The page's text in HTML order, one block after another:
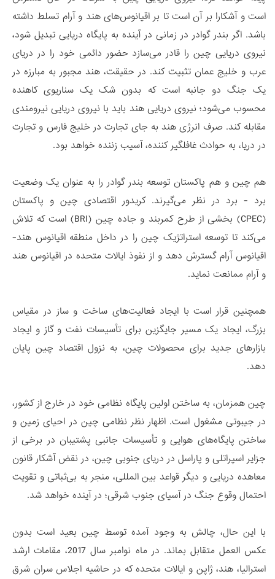
است و آشکارا بر آن است تا بر اقیانوس‌های هند و آرام تسلط داشته
باشد. اگر بندر گوادر در زمانی در آینده به پایگاه دریایی تبدیل شود،
نیروی دریایی چین را قادر می­‌سازد حضور دائمی خود را در دریای
عرب و خلیج عمان تثبیت کند. در حقیقت، هند مجبور به مبارزه در
یک جنگ دو جانبه است که بدون شک یک سناریوی کاهنده
محسوب می­‌شود؛ نیروی دریایی هند باید با نیروی دریایی نیرومندی
مقابله کند. صرف انرژی هند به جای تجارت در خلیج فارس و تجارت
در دریا، به حوادث غافلگیر کننده، آسیب­ زننده خواهد بود.
هم چین و هم پاکستان توسعه بندر گوادر را به عنوان یک وضعیت
برد - برد در نظر می­‌گیرند. کریدور اقتصادی چین و پاکستان
(CPEC) بخشی از طرح کمربند و جاده چین (BRI) است که تلاش
می­‌کند تا توسعه استراتژیک چین را در داخل منطقه اقیانوس هند-
اقیانوس آرام گسترش دهد و از نفوذ ایالات متحده در اقیانوس هند
و آرام ممانعت نماید.
همچنین قرار است با ایجاد فعالیت­‌های ساخت و ساز در مقیاس
بزرگ، ایجاد یک مسیر جایگزین برای تأسیسات نفت و گاز و ایجاد
بازارهای جدید برای محصولات چین، به نزول اقتصاد چین پایان
دهد.
چین همزمان، به ساختن اولین پایگاه نظامی خود در خارج از کشور،
در جیبوتی مشغول است. اظهار نظر نظامی چین در احیای زمین و
ساختن پایگاه­‌های هوایی و تأسیسات جانبی پشتیبان در برخی از
جزایر اسپراتلی و پاراسل در دریای جنوبی چین، در نقض آشکار قانون
معاهده دریایی و دیگر قواعد بین­ المللی، منجر به بی­‌ثباتی و تقویت
احتمال وقوع جنگ در آسیای جنوب شرقی؛ در آینده خواهد شد.
با این حال، چالش به وجود آمده توسط چین بعید است بدون
عکس العمل متقابل بماند. در ماه نوامبر سال 2017، مقامات ارشد
استرالیا، هند، ژاپن و ایالات متحده که در حاشیه اجلاس سران شرق